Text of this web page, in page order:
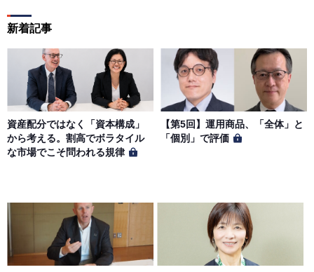
新着記事
資産配分ではなく「資本構成」
から考える。割高でボラタイル
な市場でこそ問われる規律
【第5回】運用商品、「全体」と
「個別」で評価